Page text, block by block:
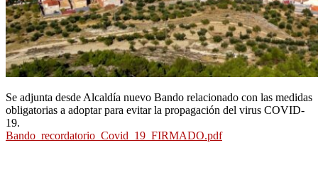
Se adjunta desde Alcaldía nuevo Bando relacionado con las medidas
obligatorias a adoptar para evitar la propagación del virus COVID-
19.
Bando_recordatorio_Covid_19_FIRMADO.pdf